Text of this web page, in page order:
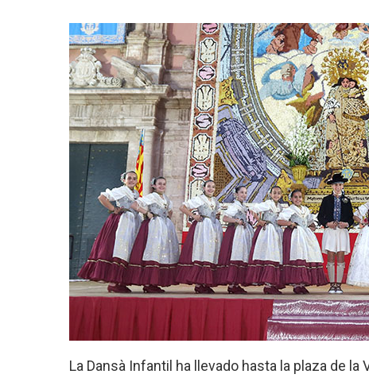
La Dansà Infantil ha llevado hasta la plaza de